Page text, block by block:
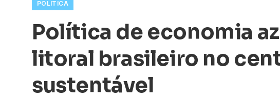
POLÍTICA
Política de economia
litoral brasileiro no
sustentável